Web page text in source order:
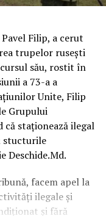
Filip, a cerut
trupelor ruseşti
său, rostit în
a 73-a a
Unite, Filip
Grupului
că staţionează ilegal
stucturile
Deschide.Md.
facem apel la
ilegale şi
şi fără